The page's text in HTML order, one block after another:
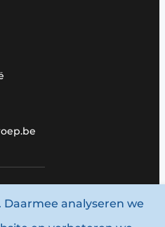
analyseren we